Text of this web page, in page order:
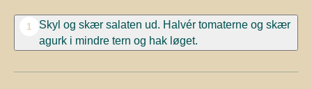
1
Skyl og skær salaten ud. Halvér tomaterne og skær
agurk i mindre tern og hak løget.